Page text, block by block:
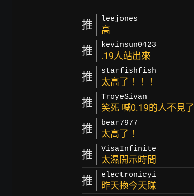
推 leejones
高
推 kevinsun0423
.19人站出來
推 starfishfish
太高了！！！
推 TroyeSivan
笑死 喊0.19的人不見了
推 bear7977
太高了！
推 VisaInfinite
太濕開示時間
推 electronicyi
昨天換今天賺